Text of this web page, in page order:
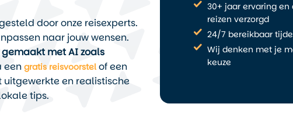
door onze reisexperts.
naar jouw wensen.
met AI zoals
eengratis reisvoorstel of een
en realistische
tips.
30+ jaar ervaring en
reizen verzorgd
24/7 bereikbaar
Wij denken met je
keuze